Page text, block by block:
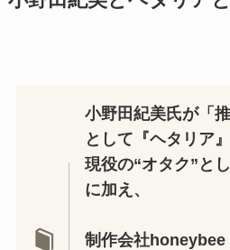
小野田紀美氏が「
として『ヘタリア
現役の“オタク”と
に加え、
制作会社honeybee